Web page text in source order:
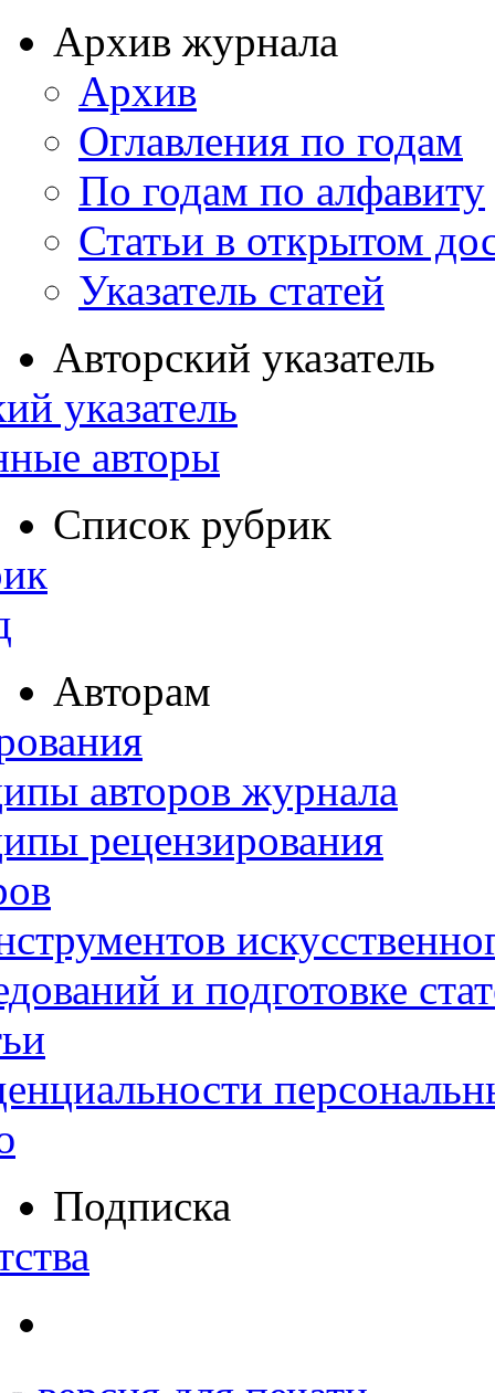
Архив журнала
Архив
Оглавления по годам
По годам по алфавиту
Статьи в открытом
Указатель статей
Авторский указатель
указатель
авторы
Список рубрик
Авторам
авторов журнала
рецензирования
и подготовке
Подписка